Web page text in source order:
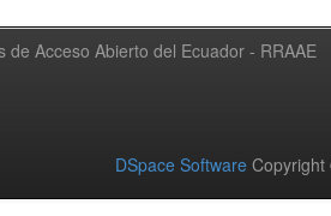
Acceso Abierto del Ecuador - RRAAE
DSpace Software